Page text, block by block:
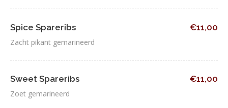
Spice Spareribs
Zacht pikant gemarineerd
€11,00
Sweet Spareribs
Zoet gemarineerd
€11,00